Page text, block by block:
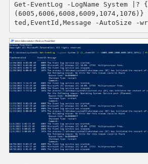
Get-EventLog -LogName System
ted,EventId,Message -AutoSize -